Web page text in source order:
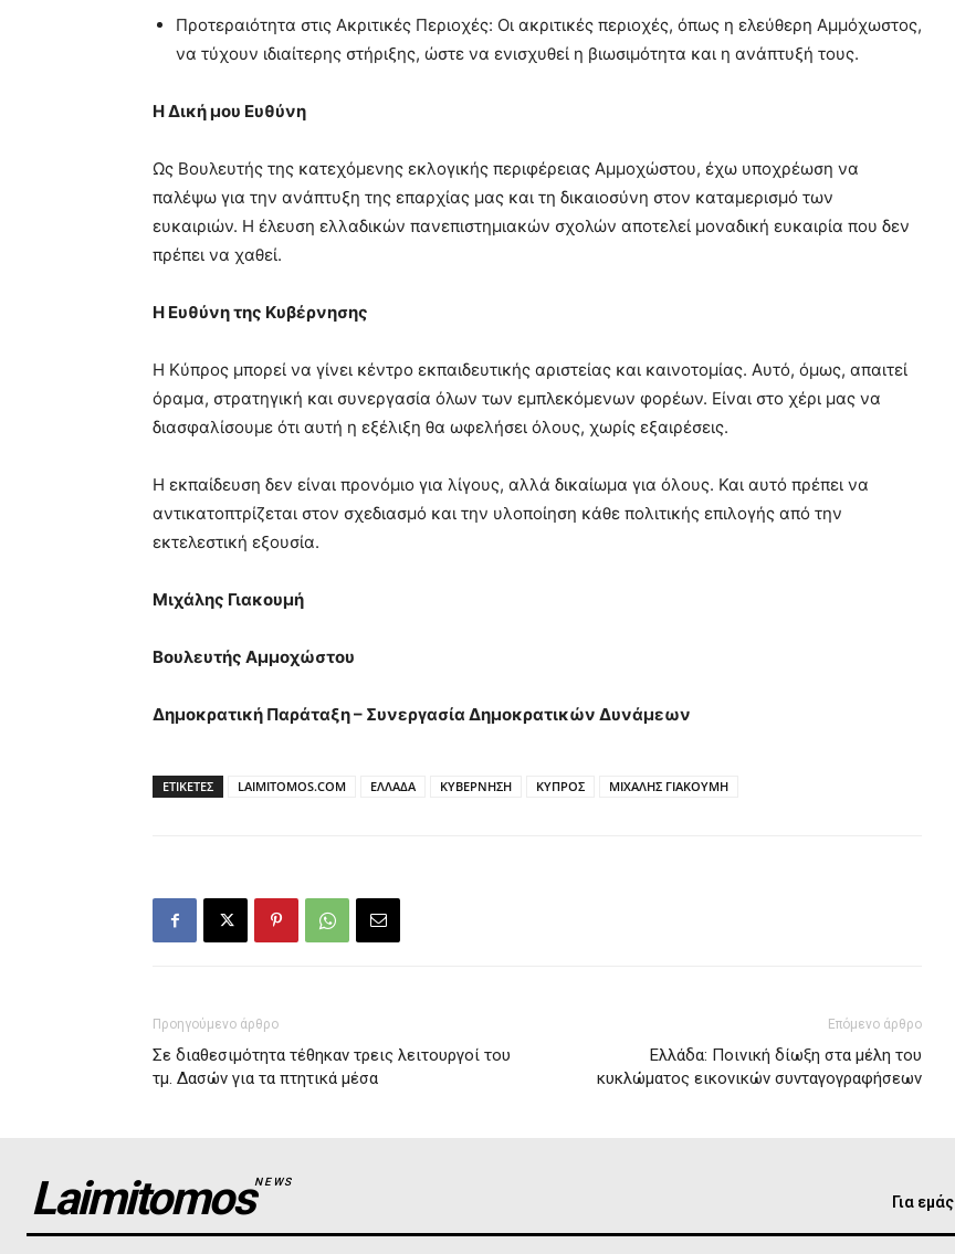
Προτεραιότητα στις Ακριτικές Περιοχές: Οι ακριτικές περιοχές, όπως η ελεύθερη Αμμόχωστος,
να τύχουν ιδιαίτερης στήριξης, ώστε να ενισχυθεί η βιωσιμότητα και η ανάπτυξή τους.
Η Δική μου Ευθύνη
Ως Βουλευτής της κατεχόμενης εκλογικής περιφέρειας Αμμοχώστου, έχω υποχρέωση να
παλέψω για την ανάπτυξη της επαρχίας μας και τη δικαιοσύνη στον καταμερισμό των
ευκαιριών. Η έλευση ελλαδικών πανεπιστημιακών σχολών αποτελεί μοναδική ευκαιρία που δεν
πρέπει να χαθεί.
Η Ευθύνη της Κυβέρνησης
Η Κύπρος μπορεί να γίνει κέντρο εκπαιδευτικής αριστείας και καινοτομίας. Αυτό, όμως, απαιτεί
όραμα, στρατηγική και συνεργασία όλων των εμπλεκόμενων φορέων. Είναι στο χέρι μας να
διασφαλίσουμε ότι αυτή η εξέλιξη θα ωφελήσει όλους, χωρίς εξαιρέσεις.
Η εκπαίδευση δεν είναι προνόμιο για λίγους, αλλά δικαίωμα για όλους. Και αυτό πρέπει να
αντικατοπτρίζεται στον σχεδιασμό και την υλοποίηση κάθε πολιτικής επιλογής από την
εκτελεστική εξουσία.
Μιχάλης Γιακουμή
Βουλευτής Αμμοχώστου
Δημοκρατική Παράταξη – Συνεργασία Δημοκρατικών Δυνάμεων
ΕΤΙΚΕΤΕΣ LAIMITOMOS.COM ΕΛΛΑΔΑ ΚΥΒΕΡΝΗΣΗ ΚΥΠΡΟΣ ΜΙΧΑΛΗΣ ΓΙΑΚΟΥΜΗ
Προηγούμενο άρθρο
Σε διαθεσιμότητα τέθηκαν τρεις λειτουργοί του
τμ. Δασών για τα πτητικά μέσα
Επόμενο άρθρο
Ελλάδα: Ποινική δίωξη στα μέλη του
κυκλώματος εικονικών συνταγογραφήσεων
LaimitomosNEWS
Για εμάς